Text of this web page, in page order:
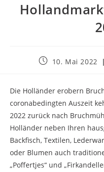
Beitrag10. Mai 2022
Die Holländer erobern
coronabedingten Auszeit
2022 zurück nach
Holländer neben Ihren
Backfisch, Textilen,
oder Blumen auch
„Poffertjes“ und